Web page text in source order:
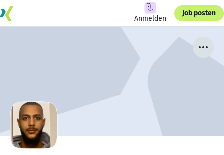
Anmelden
Job posten